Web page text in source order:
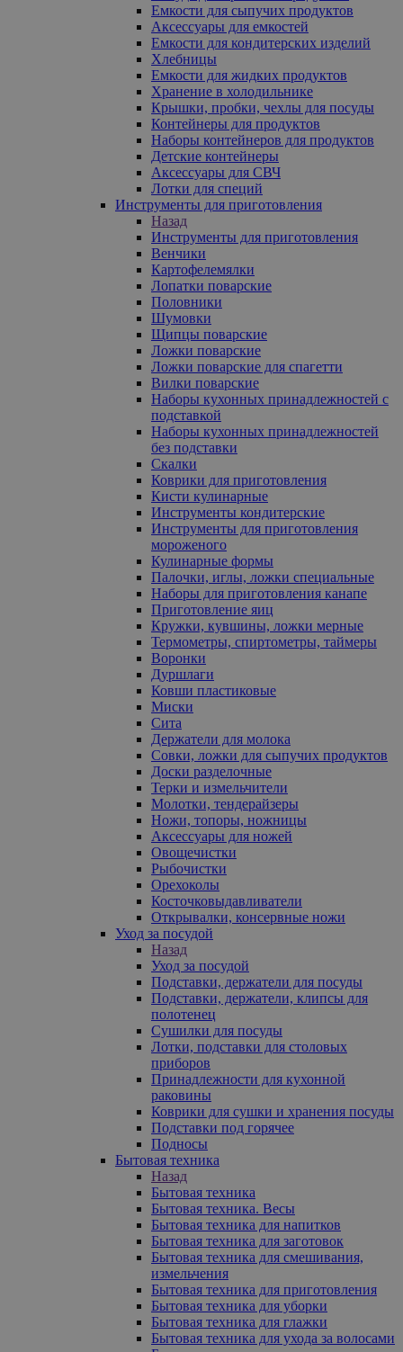
Емкости для сыпучих продуктов
Аксессуары для емкостей
Емкости для кондитерских изделий
Хлебницы
Емкости для жидких продуктов
Хранение в холодильнике
Крышки, пробки, чехлы для посуды
Контейнеры для продуктов
Наборы контейнеров для продуктов
Детские контейнеры
Аксессуары для СВЧ
Лотки для специй
Инструменты для приготовления
Назад
Инструменты для приготовления
Венчики
Картофелемялки
Лопатки поварские
Половники
Шумовки
Щипцы поварские
Ложки поварские
Ложки поварские для спагетти
Вилки поварские
Наборы кухонных принадлежностей с
подставкой
Наборы кухонных принадлежностей
без подставки
Скалки
Коврики для приготовления
Кисти кулинарные
Инструменты кондитерские
Инструменты для приготовления
мороженого
Кулинарные формы
Палочки, иглы, ложки специальные
Наборы для приготовления канапе
Приготовление яиц
Кружки, кувшины, ложки мерные
Термометры, спиртометры, таймеры
Воронки
Дуршлаги
Ковши пластиковые
Миски
Сита
Держатели для молока
Совки, ложки для сыпучих продуктов
Доски разделочные
Терки и измельчители
Молотки, тендерайзеры
Ножи, топоры, ножницы
Аксессуары для ножей
Овощечистки
Рыбочистки
Орехоколы
Косточковыдавливатели
Открывалки, консервные ножи
Уход за посудой
Назад
Уход за посудой
Подставки, держатели для посуды
Подставки, держатели, клипсы для
полотенец
Сушилки для посуды
Лотки, подставки для столовых
приборов
Принадлежности для кухонной
раковины
Коврики для сушки и хранения посуды
Подставки под горячее
Подносы
Бытовая техника
Назад
Бытовая техника
Бытовая техника. Весы
Бытовая техника для напитков
Бытовая техника для заготовок
Бытовая техника для смешивания,
измельчения
Бытовая техника для приготовления
Бытовая техника для уборки
Бытовая техника для глажки
Бытовая техника для ухода за волосами